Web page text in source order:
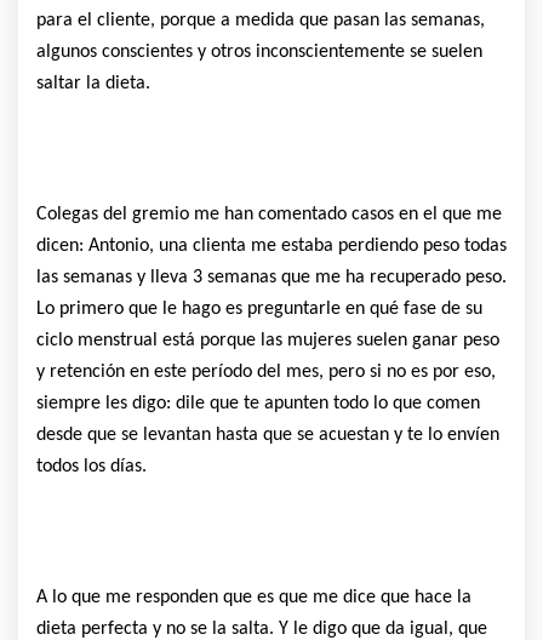
para el cliente, porque a medida que pasan las semanas,
algunos conscientes y otros inconscientemente se suelen
saltar la dieta.
Colegas del gremio me han comentado casos en el que me
dicen: Antonio, una clienta me estaba perdiendo peso todas
las semanas y lleva 3 semanas que me ha recuperado peso.
Lo primero que le hago es preguntarle en qué fase de su
ciclo menstrual está porque las mujeres suelen ganar peso
y retención en este período del mes, pero si no es por eso,
siempre les digo: dile que te apunten todo lo que comen
desde que se levantan hasta que se acuestan y te lo envíen
todos los días.
A lo que me responden que es que me dice que hace la
dieta perfecta y no se la salta. Y le digo que da igual, que